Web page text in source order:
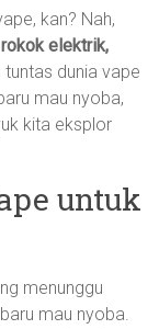
kan? Nah,
elektrik,
tuntas dunia vape
mau nyoba,
kita eksplor
untuk
menunggu
mau nyoba.